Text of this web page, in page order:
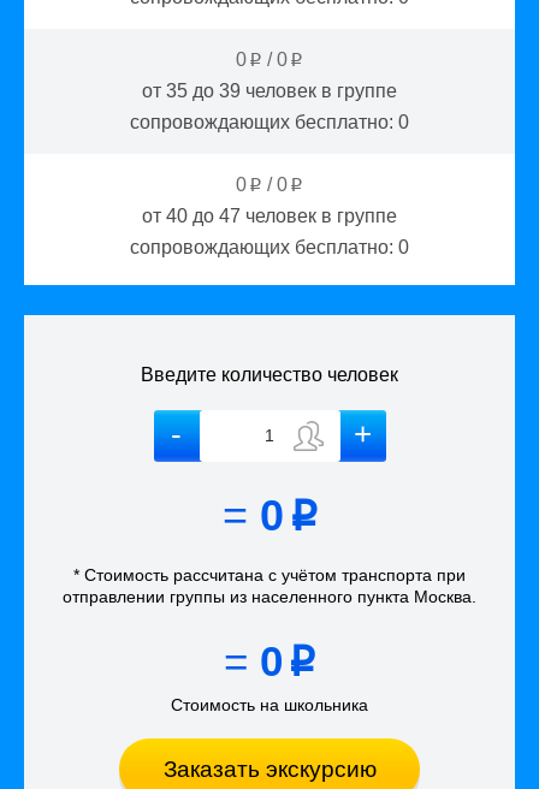
0 p /0 p
от 35 до 39 человек в группе
сопровождающих бесплатно: 0
0 p /0 p
от 40 до 47 человек в группе
сопровождающих бесплатно: 0
Введите количество человек
= 0 p
* Стоимость рассчитана с учётом транспорта при
отправлении группы из населенного пункта Москва
= 0 p
Стоимость на школьника
Заказать экскурсию